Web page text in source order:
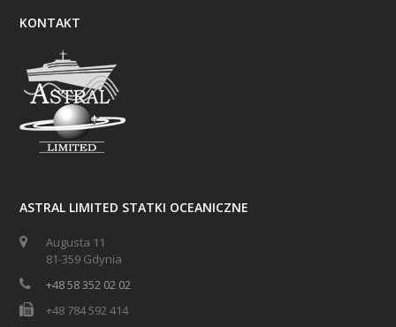
KONTAKT
ASTRAL LIMITED STATKI OCEANICZNE
Augusta 11
81-359 Gdynia
+48 58 352 02 02
+48 784 592 414